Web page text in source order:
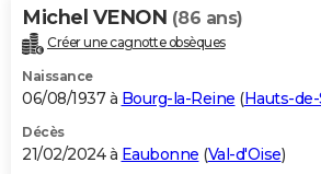
Michel VENON (86 ans)
Créer une cagnotte obsèques
Naissance
06/08/1937 à Bourg-la-Reine (Hauts-
Décès
21/02/2024 à Eaubonne (Val-d'Oise)